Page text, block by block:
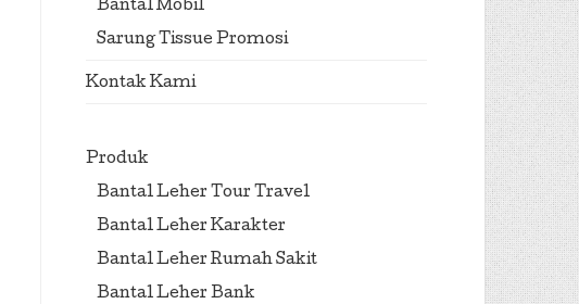
Bantal Mobil
Sarung Tissue Promosi
Kontak Kami
Produk
Bantal Leher Tour Travel
Bantal Leher Karakter
Bantal Leher Rumah Sakit
Bantal Leher Bank